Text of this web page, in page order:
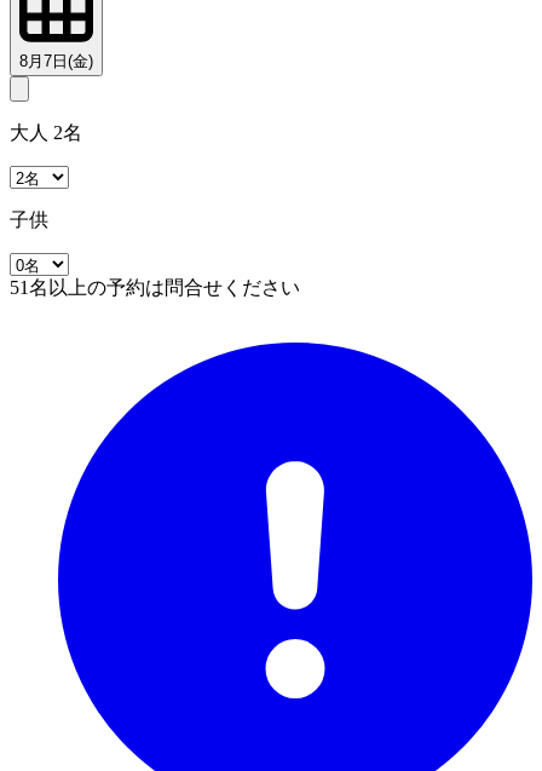
8月7日(金)
大人 2名
子供
51名以上の予約は問合せください